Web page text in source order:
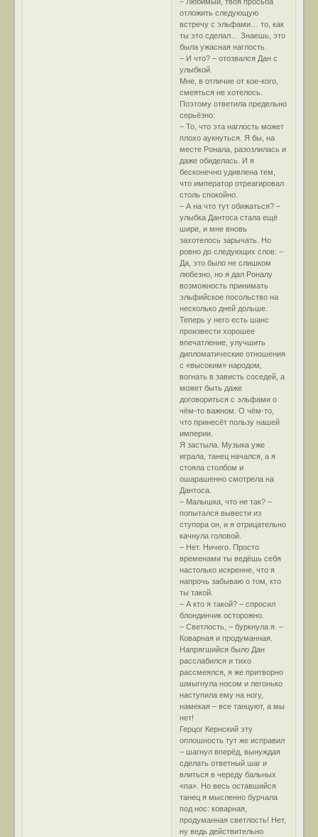
отложить следующую
встречу с эльфами… то, как
ты это сделал… Знаешь, это
была ужасная наглость.
– И что? – отозвался Дан с
улыбкой.
Мне, в отличие от кое-кого,
смеяться не хотелось.
Поэтому ответила предельно
серьёзно:
– То, что эта наглость может
плохо аукнуться. Я бы, на
месте Ронала, разозлилась и
даже обиделась. И я
бесконечно удивлена тем,
что император отреагировал
столь спокойно.
– А на что тут обижаться? –
улыбка Дантоса стала ещё
шире, и мне вновь
захотелось зарычать. Но
ровно до следующих слов: –
Да, это было не слишком
любезно, но я дал Роналу
возможность принимать
эльфийское посольство на
несколько дней дольше.
Теперь у него есть шанс
произвести хорошее
впечатление, улучшить
дипломатические отношения
с «высоким» народом,
вогнать в зависть соседей, а
может быть даже
договориться с эльфами о
чём-то важном. О чём-то,
что принесёт пользу нашей
империи.
Я застыла. Музыка уже
играла, танец начался, а я
стояла столбом и
ошарашенно смотрела на
Дантоса.
– Малышка, что не так? –
попытался вывести из
ступора он, и я отрицательно
качнула головой.
– Нет. Ничего. Просто
временами ты ведёшь себя
настолько искренне, что я
напрочь забываю о том, кто
ты такой.
– А кто я такой? – спросил
блондинчик осторожно.
– Светлость, – буркнула я. –
Коварная и продуманная.
Напрягшийся было Дан
расслабился и тихо
рассмеялся, я же притворно
шмыгнула носом и легонько
наступила ему на ногу,
намекая – все танцуют, а мы
нет!
Герцог Кернский эту
оплошность тут же исправил
– шагнул вперёд, вынуждая
сделать ответный шаг и
влиться в череду бальных
«па». Но весь оставшийся
танец я мысленно бурчала
под нос: коварная,
продуманная светлость! Нет,
ну ведь действительно